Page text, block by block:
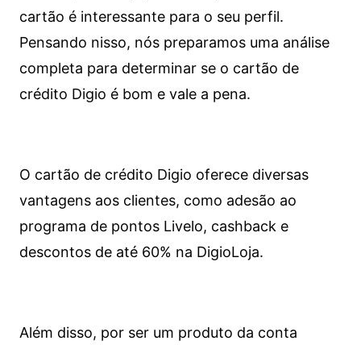
cartão é interessante para o seu perfil.
Pensando nisso, nós preparamos uma análise
completa para determinar se o cartão de
crédito Digio é bom e vale a pena.
O cartão de crédito Digio oferece diversas
vantagens aos clientes, como adesão ao
programa de pontos Livelo, cashback e
descontos de até 60% na DigioLoja.
Além disso, por ser um produto da conta